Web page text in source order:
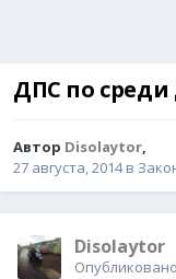
ДПС по среди
Автор Disolaytor,
27 августа, 2014в
Disolaytor
Опубликовано